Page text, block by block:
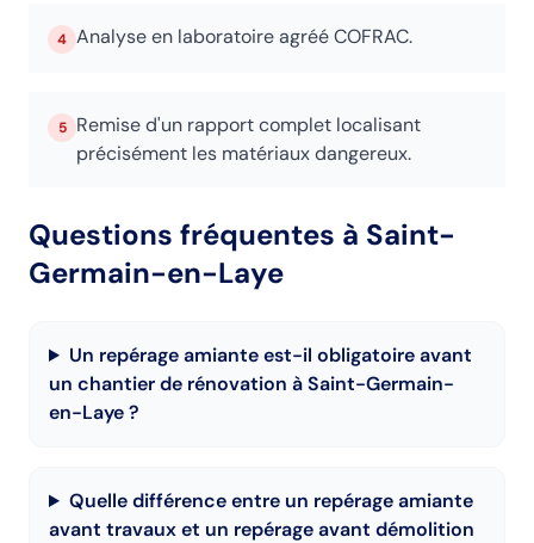
4 Analyse en laboratoire agréé COFRAC.
5 Remise d'un rapport complet localisant
précisément les matériaux dangereux.
Questions fréquentes à Saint-
Germain-en-Laye
Un repérage amiante est-il obligatoire avant
un chantier de rénovation à Saint-Germain-
en-Laye ?
Quelle différence entre un repérage amiante
avant travaux et un repérage avant démolition